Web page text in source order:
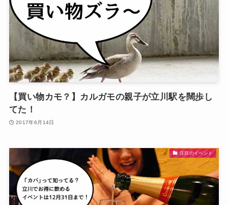
【買い物カモ？】カルガモの親子が立川駅を闊歩し
てた！
2017年6月14日
注目のイベント